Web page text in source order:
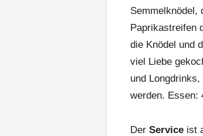
Semmelknödel,
Paprikastreifen
die Knödel und
viel Liebe
und
werden. Essen:
Der Service ist